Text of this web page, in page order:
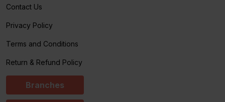
Contact Us
Privacy Policy
Terms and Conditions
Return & Refund Policy
Branches